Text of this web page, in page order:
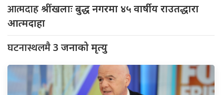
आत्मदाहश्रींखलाः बुद्ध नगरमा ४५ वार्षीय राउतद्धारा
आत्मदाहा
घटनास्थलमै3 जनाको मृत्यु